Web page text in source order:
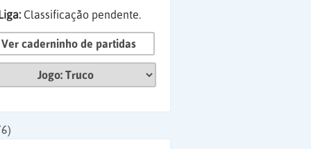
Classificação pendente.
Ver caderninho de partidas